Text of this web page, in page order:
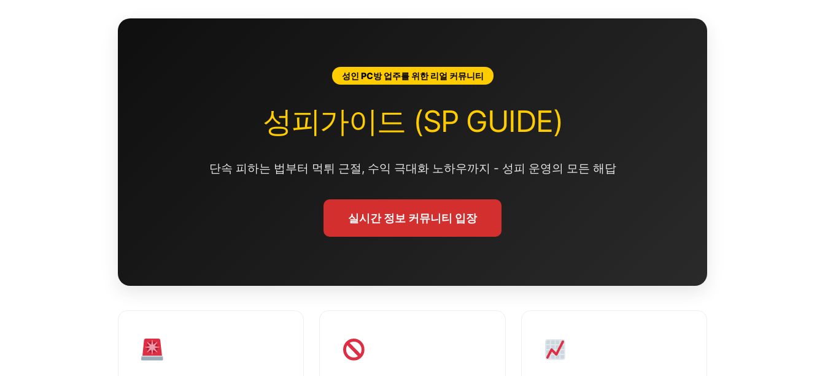
성인 PC방 업주를 위한 리얼 커뮤니티
성피가이드 (SP GUIDE)
단속 피하는 법부터 먹튀 근절, 수익 극대화 노하우까지 - 성피 운영의 모든 해답
실시간 정보 커뮤니티 입장